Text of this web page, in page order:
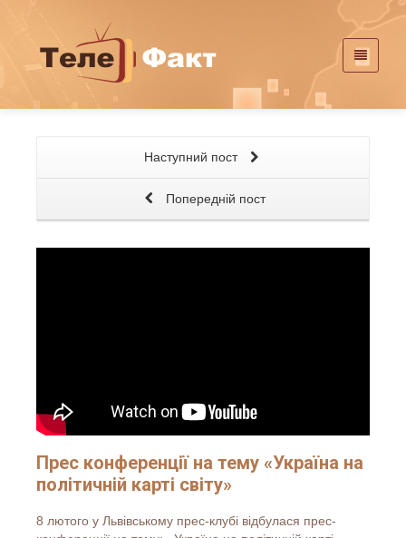
Наступний пост
Попередній пост
Прес конференції на тему «Україна на
політичній карті світу»
8 лютого у Львівському прес-клубі відбулася прес-